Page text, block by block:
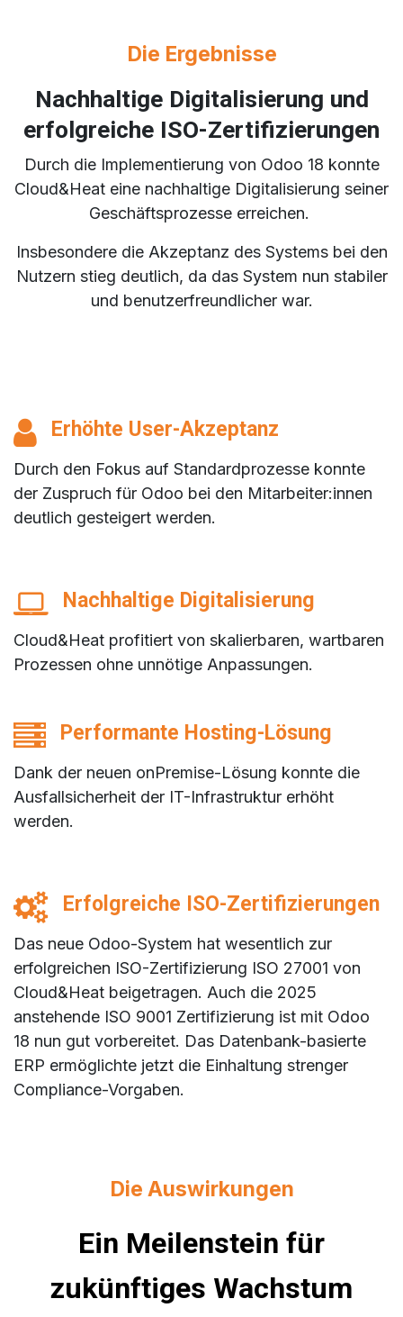
Die Ergebnisse
Nachhaltige Digitalisierung und
erfolgreiche ISO-Zertifizierungen
Durch die Implementierung von Odoo 18 konnte
Cloud&Heat eine nachhaltige Digitalisierung seiner
Geschäftsprozesse erreichen.
Insbesondere die Akzeptanz des Systems bei den
Nutzern stieg deutlich, da das System nun stabiler
und benutzerfreundlicher war.
Erhöhte User-Akzeptanz
Durch den Fokus auf Standardprozesse konnte
der Zuspruch für Odoo bei den Mitarbeiter:innen
deutlich gesteigert werden.
Nachhaltige Digitalisierung
Cloud&Heat profitiert von skalierbaren, wartbaren
Prozessen ohne unnötige Anpassungen.
Performante Hosting-Lösung
Dank der neuen onPremise-Lösung konnte die
Ausfallsicherheit der IT-Infrastruktur erhöht
werden.
Erfolgreiche ISO-Zertifizierungen
Das neue Odoo-System hat wesentlich zur
erfolgreichen ISO-Zertifizierung ISO 27001 von
Cloud&Heat beigetragen. Auch die 2025
anstehende ISO 9001 Zertifizierung ist mit Odoo
18 nun gut vorbereitet. Das Datenbank-basierte
ERP ermöglichte jetzt die Einhaltung strenger
Compliance-Vorgaben.
Die Auswirkungen
​Ein Meilenstein für
zukünftiges Wachstum